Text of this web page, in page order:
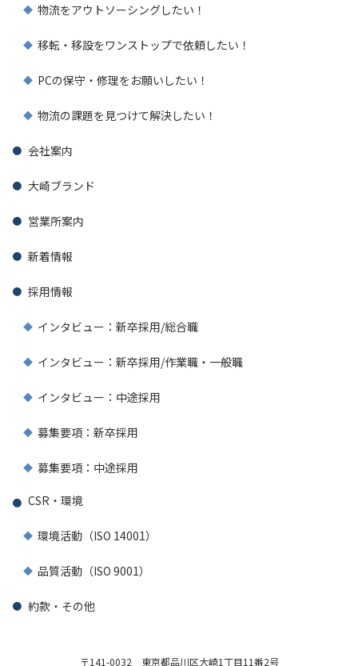
〒141-0032 東京都品川区大崎1丁目11番2号
物流をアウトソーシングしたい！
移転・移設をワンストップで依頼したい！
PCの保守・修理をお願いしたい！
物流の課題を見つけて解決したい！
会社案内
大崎ブランド
営業所案内
新着情報
採用情報
インタビュー：新卒採用/総合職
インタビュー：新卒採用/作業職・一般職
インタビュー：中途採用
募集要項：新卒採用
募集要項：中途採用
CSR・環境
環境活動（ISO 14001）
品質活動（ISO 9001）
約款・その他